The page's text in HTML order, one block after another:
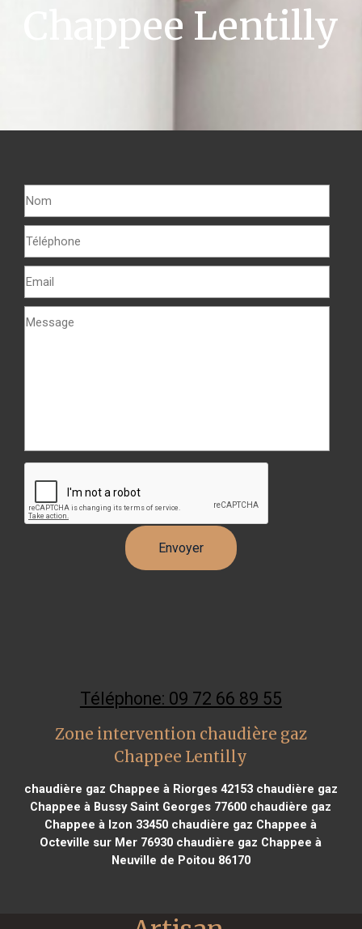
Chappee Lentilly
Téléphone: 09 72 66 89 55
Zone intervention chaudière gaz
Chappee Lentilly
chaudière gaz Chappee à Riorges 42153chaudière gaz
Chappee à Bussy Saint Georges 77600 chaudière gaz
Chappee à Izon 33450 chaudière gaz Chappee à
Octeville sur Mer 76930 chaudière gaz Chappee à
Neuville de Poitou 86170